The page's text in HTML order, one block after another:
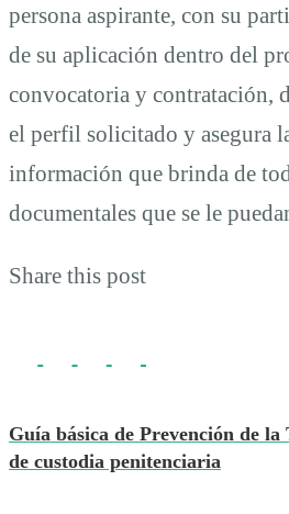
persona aspirante, con su
de su aplicación dentro del
convocatoria y contratación,
el perfil solicitado y asegura
información que brinda de
documentales que se le
Share this post
Guía básica de Prevención de
de custodia penitenciaria